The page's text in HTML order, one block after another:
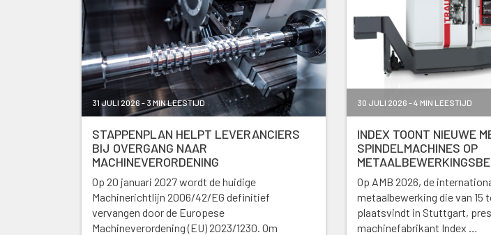
31 JULI 2026 - 3 MIN LEESTIJD
STAPPENPLAN HELPT LEVERANCIERS
BIJ OVERGANG NAAR
MACHINEVERORDENING
Op 20 januari 2027 wordt de huidige
Machinerichtlijn 2006/42/EG definitief
vervangen door de Europese
Machineverordening (EU) 2023/1230. Om
30 JULI 2026 - 4 MIN LEESTIJD
INDEX TOONT NIEUWE
SPINDELMACHINES OP
Op AMB 2026, de
metaalbewerking die van 15
plaatsvindt in Stuttgart,
machinefabrikant Index …